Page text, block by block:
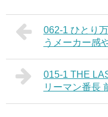
062-1 ひとり
うメーカー感
015-1 THE
リーマン番長